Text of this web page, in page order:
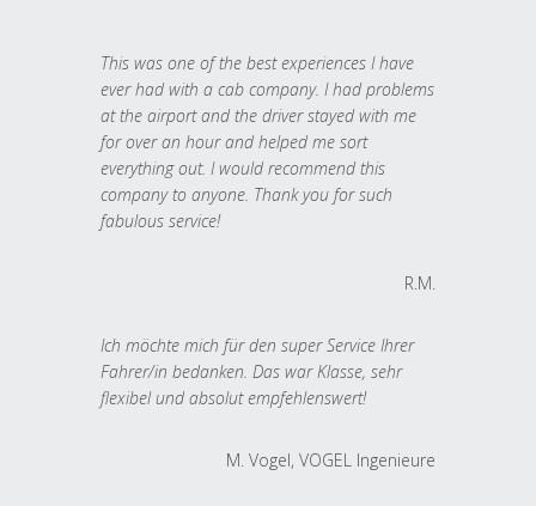
This was one of the best experiences I have
ever had with a cab company. I had problems
at the airport and the driver stayed with me
for over an hour and helped me sort
everything out. I would recommend this
company to anyone. Thank you for such
fabulous service!
R.M.
Ich möchte mich für den super Service Ihrer
Fahrer/in bedanken. Das war Klasse, sehr
flexibel und absolut empfehlenswert!
M. Vogel, VOGEL Ingenieure